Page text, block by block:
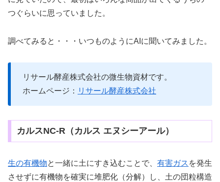
つぐらいに思っていました。
調べてみると・・・いつものようにAIに聞いてみました。
リサール酵産株式会社の微生物資材です。
ホームページ： リサール酵産株式会社
カルスNC-R（カルス エヌシーアール）
生の有機物と一緒に土にすき込むことで 有害ガス を発生
させずに有機物を確実に堆肥化（分解）し、土の団粒構造